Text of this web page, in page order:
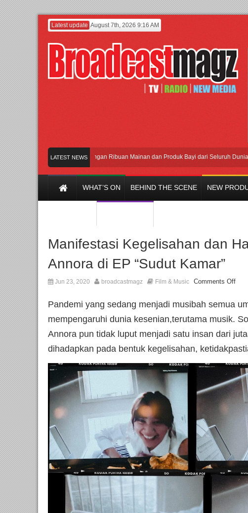
Latest update August 7th, 2026 9:16 AM
LATEST NEWS
Meramaikan Jakarta dengan Ribuan Mainan dan Produk Bayi dari Seluruh Dunia,
WHAT’S ON BEHIND THE SCENE NEW
Manifestasi Kegelisahan dan
Annora di EP “Sudut Kamar”
Jun 23, 2020 broadcastmagz Film & Music Comments Off
Pandemi yang sedang menjadi musibah semua
mempengaruhi dunia kesenian,terutama musik.
Annora pun tidak luput menjadi satu insan dari
dihadapkan pada bentuk kegelisahan,